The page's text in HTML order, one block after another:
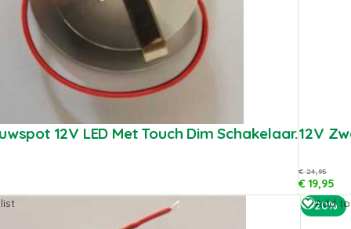
12V LED Met Touch Dim Schakelaar.12V
€24,95
€ 19,95
-20%
Add